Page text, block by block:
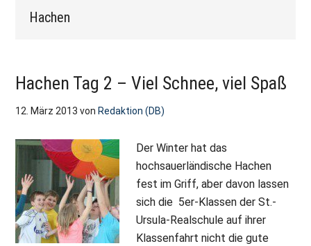
Hachen
Hachen Tag 2 – Viel Schnee, viel Spaß
12. März 2013 von Redaktion (DB)
Der Winter hat das
hochsauerländische Hachen
fest im Griff, aber davon lassen
sich die 5er-Klassen der St.-
Ursula-Realschule auf ihrer
Klassenfahrt nicht die gute